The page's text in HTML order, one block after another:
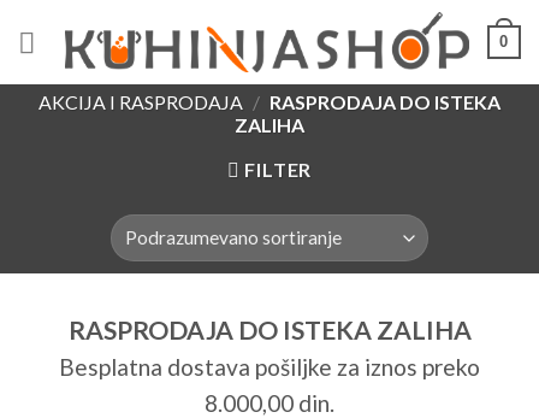
0
AKCIJA I RASPRODAJA / RASPRODAJA DO ISTEKA
ZALIHA
FILTER
RASPRODAJA DO ISTEKA ZALIHA
Besplatna dostava pošiljke za iznos preko
8.000,00 din.